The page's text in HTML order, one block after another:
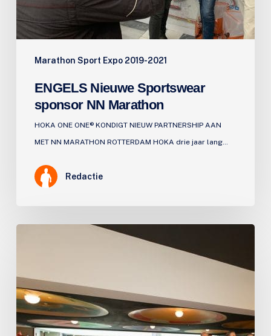
Marathon Sport Expo 2019-2021
ENGELS Nieuwe Sportswear
sponsor NN Marathon
HOKA ONE ONE® KONDIGT NIEUW PARTNERSHIP AAN
MET NN MARATHON ROTTERDAM HOKA drie jaar lang…
Redactie
april
2018